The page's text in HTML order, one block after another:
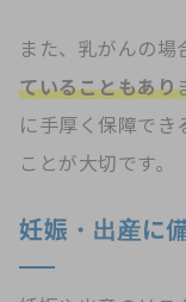
また、乳がんの場
ていることもあり
に手厚く保障でき
ことが大切です。
妊娠・出産に